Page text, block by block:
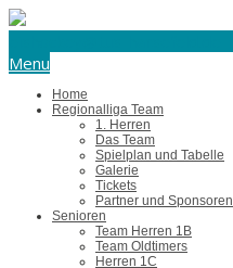
Menu
Home
Regionalliga Team
1. Herren
Das Team
Spielplan und Tabelle
Galerie
Tickets
Partner und Sponsoren
Senioren
Team Herren 1B
Team Oldtimers
Herren 1C